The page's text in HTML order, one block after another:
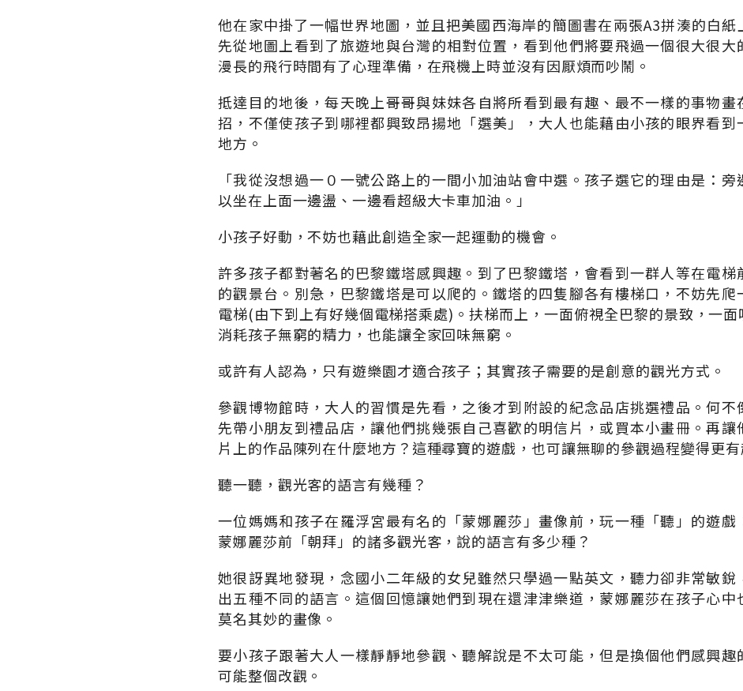
他在家中掛了一幅世界地圖，並且把美國西海岸的簡圖書在兩張A3拼湊的白紙
先從地圖上看到了旅遊地與台灣的相對位置，看到他們將要飛過一個很大很大
漫長的飛行時間有了心理準備，在飛機上時並沒有因厭煩而吵鬧。
抵達目的地後，每天晚上哥哥與妹妹各自將所看到最有趣、最不一樣的事物畫
招，不僅使孩子到哪裡都興致昂揚地「選美」，大人也能藉由小孩的眼界看到
地方。
「我從沒想過一０一號公路上的一間小加油站會中選。孩子選它的理由是：旁
以坐在上面一邊盪、一邊看超級大卡車加油。」
小孩子好動，不妨也藉此創造全家一起運動的機會。
許多孩子都對著名的巴黎鐵塔感興趣。到了巴黎鐵塔，會看到一群人等在電梯
的觀景台。別急，巴黎鐵塔是可以爬的。鐵塔的四隻腳各有樓梯口，不妨先爬
電梯(由下到上有好幾個電梯搭乘處)。扶梯而上，一面俯視全巴黎的景致，一
消耗孩子無窮的精力，也能讓全家回味無窮。
或許有人認為，只有遊樂園才適合孩子；其實孩子需要的是創意的觀光方式。
參觀博物館時，大人的習慣是先看，之後才到附設的紀念品店挑選禮品。何不
先帶小朋友到禮品店，讓他們挑幾張自己喜歡的明信片，或買本小畫冊。再讓
片上的作品陳列在什麼地方？這種尋寶的遊戲，也可讓無聊的參觀過程變得更有
聽一聽，觀光客的語言有幾種？
一位媽媽和孩子在羅浮宮最有名的「蒙娜麗莎」畫像前，玩一種「聽」的遊戲
蒙娜麗莎前「朝拜」的諸多觀光客，說的語言有多少種？
她很訝異地發現，念國小二年級的女兒雖然只學過一點英文，聽力卻非常敏銳
出五種不同的語言。這個回憶讓她們到現在還津津樂道，蒙娜麗莎在孩子心中
莫名其妙的畫像。
要小孩子跟著大人一樣靜靜地參觀、聽解說是不太可能，但是換個他們感興趣
可能整個改觀。